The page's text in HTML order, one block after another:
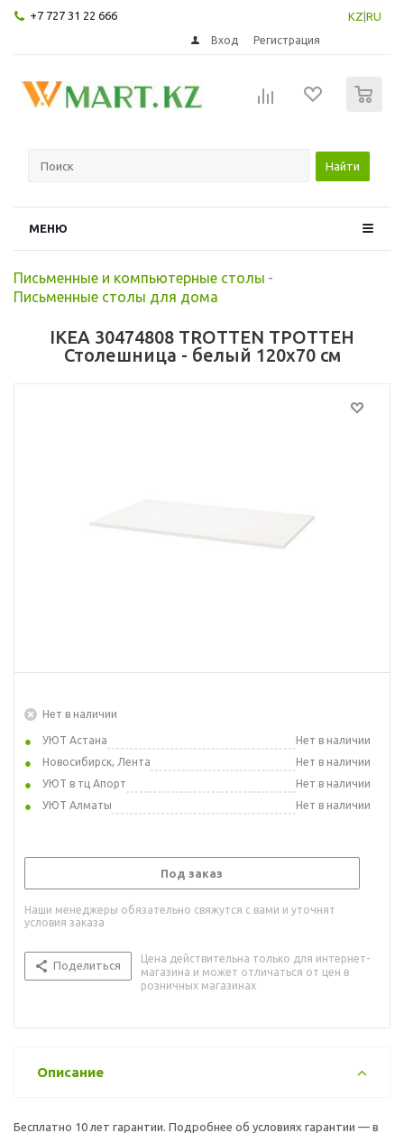
+7 727 31 22 666 KZ RU
Вход Регистрация
Найти
МЕНЮ
Письменные и компьютерные столы -
Письменные столы для дома
IKEA 30474808 TROTTEN ТРОТТЕН
Столешница - белый 120x70 см
Нет в наличии
УЮТ Астана
Нет в наличии
Новосибирск, Лента
Нет в наличии
УЮТ в тц Апорт
Нет в наличии
УЮТ Алматы
Нет в наличии
Под заказ
Наши менеджеры обязательно свяжутся с вами и уточнят
условия заказа
Поделиться
Цена действительна только для интернет-
магазина и может отличаться от цен в
розничных магазинах
Описание
Бесплатно 10 лет гарантии. Подробнее об условиях гарантии — в